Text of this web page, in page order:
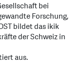
bei
Forschung,
bildet das ikik
der Schweiz in
aus.